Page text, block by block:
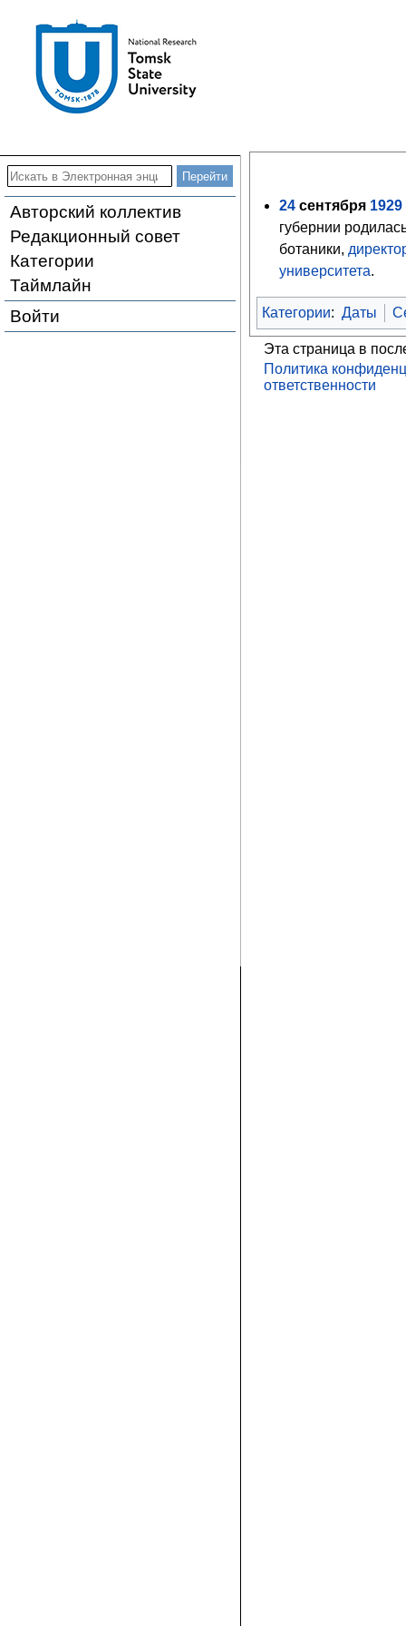
Авторский коллектив
Редакционный совет
Категории
Таймлайн
Войти
24 сентября 1929
губернии
ботаники,
университета.
Категории: Даты
Эта страница в
Политика
ответственности